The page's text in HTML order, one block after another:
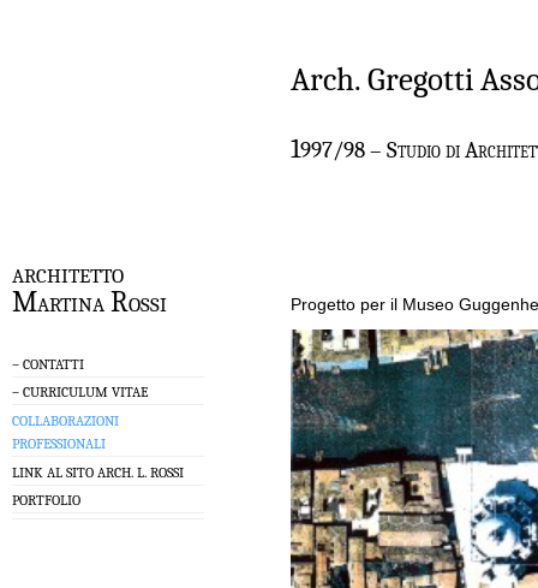
architetto
Martina Rossi
– CONTATTI
– CURRICULUM VITAE
COLLABORAZIONI
PROFESSIONALI
LINK AL SITO ARCH. L. ROSSI
PORTFOLIO
Arch. Gregotti
1997/98 – Studio di
Progetto per il Museo